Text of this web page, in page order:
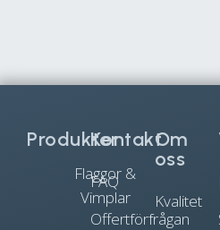
Kontakt
FAQ
Offertförfrågan
Om
oss
Kvalitet
Produkter
Flaggor &
Vimplar